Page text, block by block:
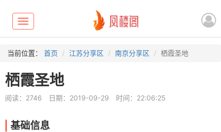
Toggle
navigation
当前位置： 首页 江苏分享区 南京分享区 栖霞圣地
栖霞圣地
阅读：2746 日期：2019-09-29 时间：22:06:25
基础信息